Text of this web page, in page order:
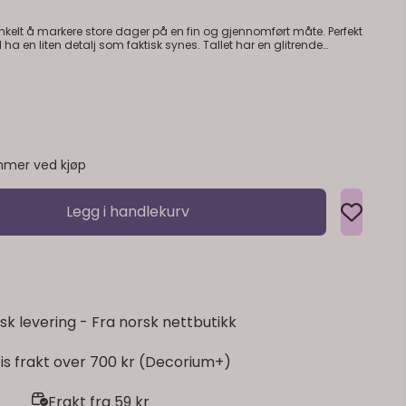
å markere store dager på en fin og gjennomført måte. Perfekt
som faktisk synes. Tallet har en glitrende
står stødig av seg selv og passer
ca. 11 x 10 cm Materiale:
ved kjøp
Legg i handlekurv
levering - Fra norsk nettbutikk
frakt over 700 kr (Decorium+)